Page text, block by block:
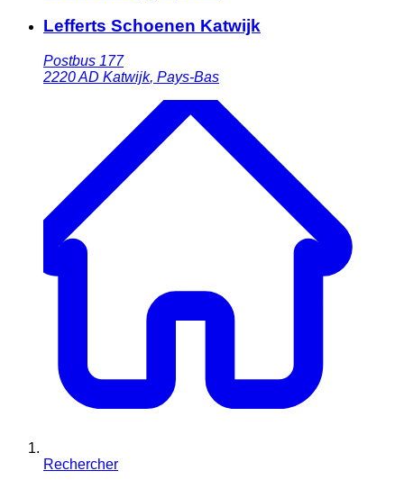
Lefferts Schoenen Katwijk
Postbus 177
2220 AD Katwijk, Pays-Bas
Rechercher